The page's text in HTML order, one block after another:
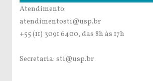
Atendimento:
atendimentosti@usp.br
+55 (11) 3091 6400, das 8h às 17h
Secretaria: sti@usp.br